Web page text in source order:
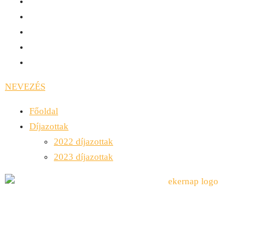
NEVEZÉS
Főoldal
Díjazottak
2022 díjazottak
2023 díjazottak